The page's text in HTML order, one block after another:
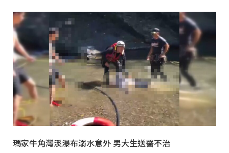
瑪家牛角灣溪瀑布溺水意外 男大生送醫不治